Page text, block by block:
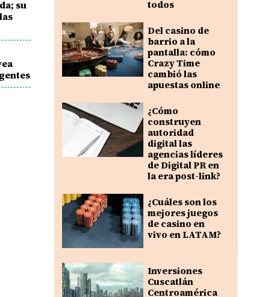
su
todos
Del casino de
barrio a la
pantalla: cómo
Crazy Time
cambió las
apuestas online
¿Cómo
construyen
autoridad
digital las
agencias líderes
de Digital PR en
la era post-link?
¿Cuáles son los
mejores juegos
de casino en
vivo en LATAM?
Inversiones
Cuscatlán
Centroamérica